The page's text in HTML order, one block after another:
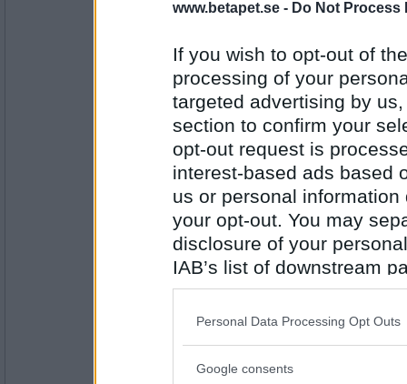
www.betapet.se - Do Not Process
If you wish to opt-out of
processing of your
targeted advertising by
section to confirm your
opt-out request is
interest-based ads based
us or personal
your opt-out. You may
disclosure of your
IAB’s list of downstream
also be disclosed by us
Downstream Participants
Please note that this
Personal Data Processing Opt Outs
Google consents
Antal inlägg:
27944
Sotfinger
Antal inlägg:
22361
. Nu blir bion mörk
Dammen
Antal inlägg: 646
, och Björnstigs fot når